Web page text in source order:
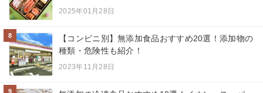
2025年01月28日
8
【コンビニ別】無添加食品おすすめ20選！添加物の
種類・危険性も紹介！
2023年11月28日
9